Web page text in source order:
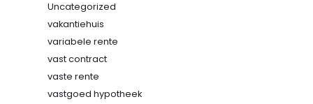
Uncategorized
vakantiehuis
variabele rente
vast contract
vaste rente
vastgoed hypotheek